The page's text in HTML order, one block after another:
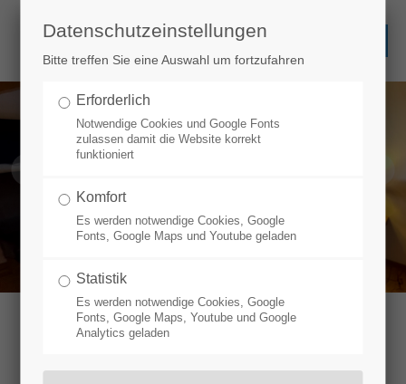
Datenschutzeinstellungen
Bitte treffen Sie eine Auswahl um fortzufahren
Erforderlich
Notwendige Cookies und Google Fonts
zulassen damit die Website korrekt
funktioniert
Komfort
Es werden notwendige Cookies, Google
Fonts, Google Maps und Youtube geladen
Statistik
Es werden notwendige Cookies, Google
Fonts, Google Maps, Youtube und Google
Analytics geladen